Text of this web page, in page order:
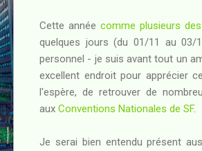
Cette année comme plusieurs
quelques jours (du 01/11 au
personnel - je suis avant tout un
excellent endroit pour apprécier
l'espère, de retrouver de
aux Conventions Nationales de SF.
Je serai bien entendu présent